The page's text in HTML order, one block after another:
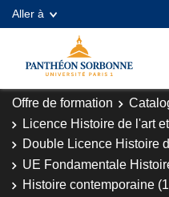
Aller à
Offre de formation
Licence Histoire de l'art
Double Licence Histoire
UE Fondamentale
Histoire contemporaine